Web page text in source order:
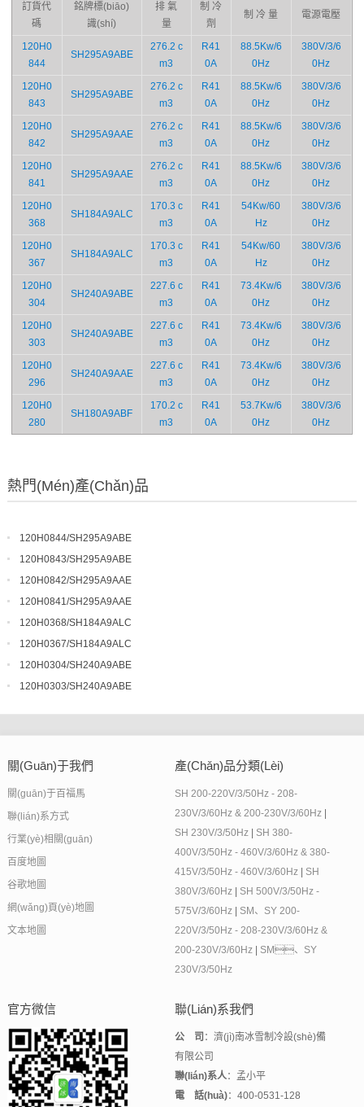
訂貨代
碼
銘牌標(biāo)
識(shí)
排 氣
量
制 冷
劑
制 冷 量 電源電壓
120H0
844
SH295A9ABE
276.2 c
m3
R41
0A
88.5Kw/6
0Hz
380V/3/6
0Hz
120H0
843
SH295A9ABE
276.2 c
m3
R41
0A
88.5Kw/6
0Hz
380V/3/6
0Hz
120H0
842
SH295A9AAE
276.2 c
m3
R41
0A
88.5Kw/6
0Hz
380V/3/6
0Hz
120H0
841
SH295A9AAE
276.2 c
m3
R41
0A
88.5Kw/6
0Hz
380V/3/6
0Hz
120H0
368
SH184A9ALC
170.3 c
m3
R41
0A
54Kw/60
Hz
380V/3/6
0Hz
120H0
367
SH184A9ALC
170.3 c
m3
R41
0A
54Kw/60
Hz
380V/3/6
0Hz
120H0
304
SH240A9ABE
227.6 c
m3
R41
0A
73.4Kw/6
0Hz
380V/3/6
0Hz
120H0
303
SH240A9ABE
227.6 c
m3
R41
0A
73.4Kw/6
0Hz
380V/3/6
0Hz
120H0
296
SH240A9AAE
227.6 c
m3
R41
0A
73.4Kw/6
0Hz
380V/3/6
0Hz
120H0
280
SH180A9ABF
170.2 c
m3
R41
0A
53.7Kw/6
0Hz
380V/3/6
0Hz
熱門(mén)產(chǎn)品
120H0844/SH295A9ABE
120H0843/SH295A9ABE
120H0842/SH295A9AAE
120H0841/SH295A9AAE
120H0368/SH184A9ALC
120H0367/SH184A9ALC
120H0304/SH240A9ABE
120H0303/SH240A9ABE
關(guān)于我們
關(guān)于百福馬
聯(lián)系方式
行業(yè)相關(guān)
百度地圖
谷歌地圖
網(wǎng)頁(yè)地圖
文本地圖
產(chǎn)品分類(lèi)
SH 200-220V/3/50Hz - 208-
230V/3/60Hz & 200-230V/3/60Hz
SH 230V/3/50Hz
SH 380-
400V/3/50Hz - 460V/3/60Hz & 380-
415V/3/50Hz - 460V/3/60Hz
SH
380V/3/60Hz
SH 500V/3/50Hz -
575V/3/60Hz
SM、SY 200-
220V/3/50Hz - 208-230V/3/60Hz &
200-230V/3/60Hz
SM、SY
230V/3/50Hz
官方微信 聯(lián)系我們
公 司 ：濟(jì)南冰雪制冷設(shè)備
有限公司
聯(lián)系人：孟小平
電 話(huà)：400-0531-128